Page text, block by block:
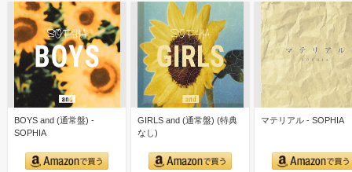
BOYS and (通常盤) -
SOPHIA
GIRLS and (通常盤) (特典
なし)
マテリアル - SOPHIA